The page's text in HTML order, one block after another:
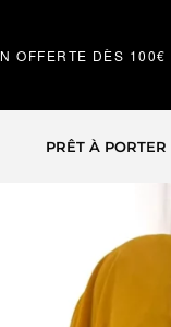
OFFERTE DÈS 100€
PRÊT À PORTER